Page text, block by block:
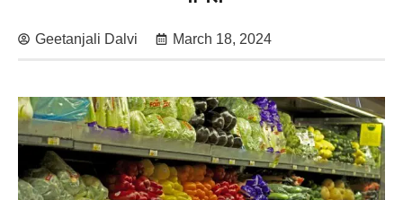
Geetanjali Dalvi March 18, 2024